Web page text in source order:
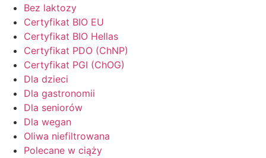
Bez laktozy
Certyfikat BIO EU
Certyfikat BIO Hellas
Certyfikat PDO (ChNP)
Certyfikat PGI (ChOG)
Dla dzieci
Dla gastronomii
Dla seniorów
Dla wegan
Oliwa niefiltrowana
Polecane w ciąży